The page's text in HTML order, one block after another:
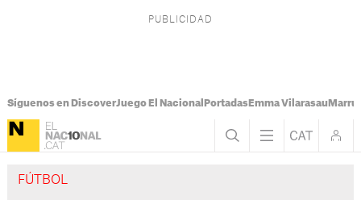
Síguenos en DiscoverJuego El Nacional PortadasEmma Vilarasau
FÚTBOL